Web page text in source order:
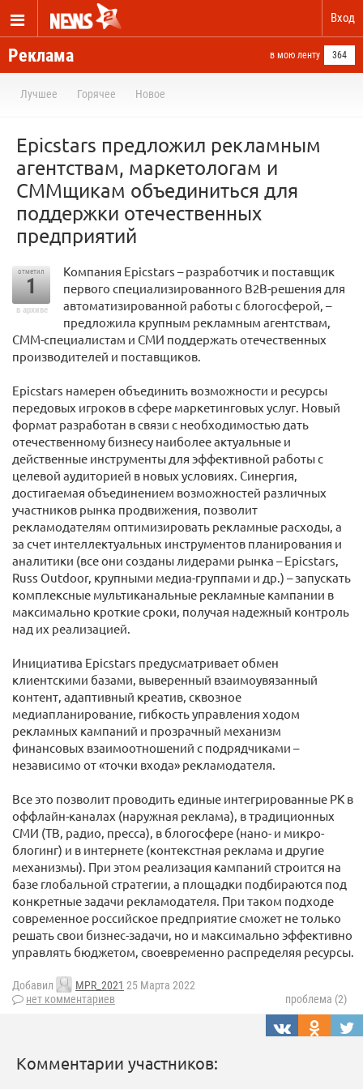
Вход
Реклама в мою ленту 364
Лучшее Горячее Новое
Epicstars предложил рекламным
агентствам, маркетологам и
СММщикам объединиться для
поддержки отечественных
предприятий
отметил
1
в архиве
Компания Epicstars – разработчик и поставщик
первого специализированного B2B-решения для
автоматизированной работы с блогосферой, –
предложила крупным рекламным агентствам,
СММ-специалистам и СМИ поддержать отечественных
производителей и поставщиков.
Epicstars намерен объединить возможности и ресурсы
передовых игроков в сфере маркетинговых услуг. Новый
формат разработан в связи с необходимостью дать
отечественному бизнесу наиболее актуальные и
действенные инструменты для эффективной работы с
целевой аудиторией в новых условиях. Синергия,
достигаемая объединением возможностей различных
участников рынка продвижения, позволит
рекламодателям оптимизировать рекламные расходы, а
за счет интеллектуальных инструментов планирования и
аналитики (все они созданы лидерами рынка ­– Epicstars,
Russ Outdoor, крупными медиа-группами и др.) – запускать
комплексные мультиканальные рекламные кампании в
максимально кроткие сроки, получая надежный контроль
над их реализацией.
Инициатива Epicstars предусматривает обмен
клиентскими базами, выверенный взаимоувязанный
контент, адаптивный креатив, сквозное
медиапланирование, гибкость управления ходом
рекламных кампаний и прозрачный механизм
финансовых взаимоотношений с подрядчиками –
независимо от «точки входа» рекламодателя.
Все это позволит проводить единые интегрированные РК в
оффлайн-каналах (наружная реклама), в традиционных
СМИ (ТВ, радио, пресса), в блогосфере (нано- и микро-
блогинг) и в интернете (контекстная реклама и другие
механизмы). При этом реализация кампаний строится на
базе глобальной стратегии, а площадки подбираются под
конкретные задачи рекламодателя. При таком подходе
современное российское предприятие сможет не только
решать свои бизнес-задачи, но и максимально эффективно
управлять бюджетом, своевременно распределяя ресурсы.
Добавил MPR_2021 25 Марта 2022
нет комментариев
проблема (2)
Комментарии участников: